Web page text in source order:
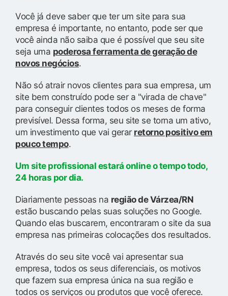
Você já deve saber que ter um site para sua
empresa é importante, no entanto, pode ser que
você ainda não saiba que é possível que seu site
seja uma poderosa ferramenta de geração de
novos negócios.
Não só atrair novos clientes para sua empresa, um
site bem construído pode ser a "virada de chave"
para conseguir clientes todos os meses de forma
previsível. Dessa forma, seu site se torna um ativo,
um investimento que vai gerar retorno positivo em
pouco tempo.
Um site profissional estará online o tempo todo,
24 horas por dia.
Diariamente pessoas na região de Várzea/RN
estão buscando pelas suas soluções no Google.
Quando elas buscarem, encontraram o site da sua
empresa nas primeiras colocações dos resultados.
Através do seu site você vai apresentar sua
empresa, todos os seus diferenciais, os motivos
que fazem sua empresa única na sua região e
todos os serviços ou produtos que você oferece.